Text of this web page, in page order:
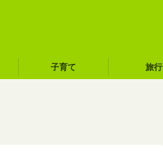
子育て 旅行